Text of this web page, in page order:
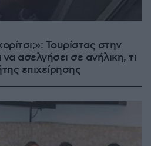
Τουρίστας στην
ασελγήσει σε ανήλικη, τι
επιχείρησης